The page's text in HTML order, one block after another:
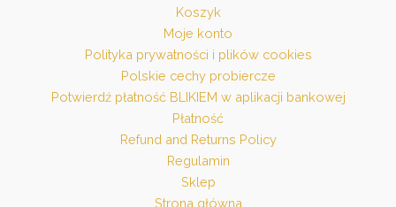
Koszyk
Moje konto
Polityka prywatności i plików cookies
Polskie cechy probiercze
Potwierdź płatność BLIKIEM w aplikacji bankowej
Płatność
Refund and Returns Policy
Regulamin
Sklep
Strona główna